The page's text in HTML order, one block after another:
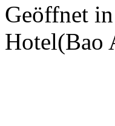
Geöffnet
Hotel(Bao